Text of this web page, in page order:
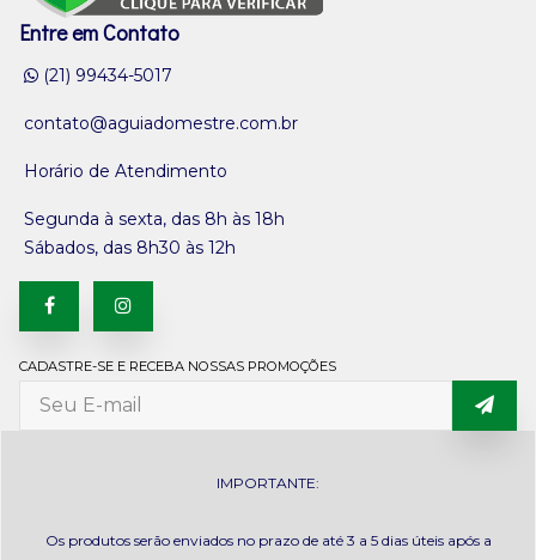
Entre em Contato
(21) 99434-5017
contato@aguiadomestre.com.br
Horário de Atendimento
Segunda à sexta, das 8h às 18h
Sábados, das 8h30 às 12h
CADASTRE-SE E RECEBA NOSSAS PROMOÇÕES
IMPORTANTE:
Os produtos serão enviados no prazo de até 3 a 5 dias úteis após a